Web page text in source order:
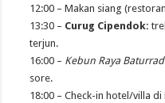
12:00 – Makan siang
13:30 – Curug Cipendok:
terjun.
16:00 – Kebun Raya
sore.
18:00 – Check-in hotel/villa